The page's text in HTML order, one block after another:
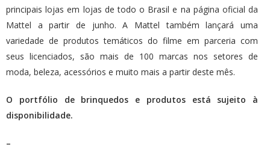
principais lojas em lojas de todo o Brasil e na página oficial da
Mattel a partir de junho. A Mattel também lançará uma
variedade de produtos temáticos do filme em parceria com
seus licenciados, são mais de 100 marcas nos setores de
moda, beleza, acessórios e muito mais a partir deste mês.
O portfólio de brinquedos e produtos está sujeito à
disponibilidade.
–